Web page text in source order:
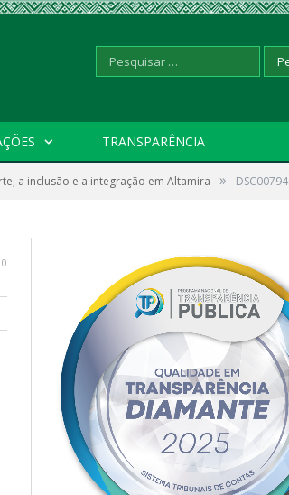
Pesquisar
por:
TRANSPARÊNCIA
a inclusão e a integração em Altamira » DSC00794
0